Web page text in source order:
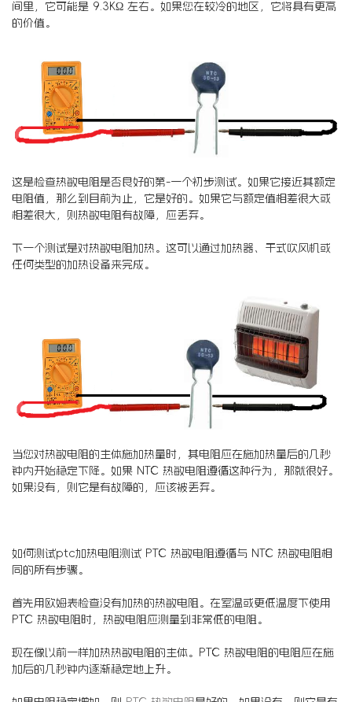
间里，它可能是 9.3KΩ 左右。如果您在较冷的地区，它将具有更高
的价值。
这是检查热敏电阻是否良好的第-一个初步测试。如果它接近其额定
电阻值，那么到目前为止，它是好的。如果它与额定值相差很大或
相差很大，则热敏电阻有故障，应丢弃。
下一个测试是对热敏电阻加热。这可以通过加热器、干式吹风机或
任何类型的加热设备来完成。
当您对热敏电阻的主体施加热量时，其电阻应在施加热量后的几秒
钟内开始稳定下降。如果 NTC 热敏电阻遵循这种行为，那就很好。
如果没有，则它是有故障的，应该被丢弃。
如何测试ptc加热电阻测试 PTC 热敏电阻遵循与 NTC 热敏电阻相
同的所有步骤。
首先用欧姆表检查没有加热的热敏电阻。在室温或更低温度下使用
PTC 热敏电阻时，热敏电阻应测量到非常低的电阻。
现在像以前一样加热热敏电阻的主体。PTC 热敏电阻的电阻应在施
加后的几秒钟内逐渐稳定地上升。